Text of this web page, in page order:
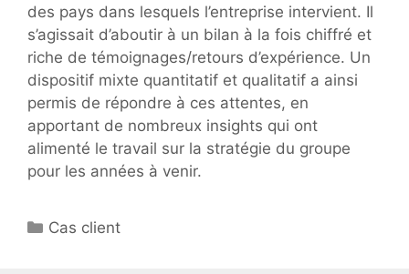
des pays dans lesquels l’entreprise intervient. Il
s’agissait d’aboutir à un bilan à la fois chiffré et
riche de témoignages/retours d’expérience. Un
dispositif mixte quantitatif et qualitatif a ainsi
permis de répondre à ces attentes, en
apportant de nombreux insights qui ont
alimenté le travail sur la stratégie du groupe
pour les années à venir.
Catégories
Cas client